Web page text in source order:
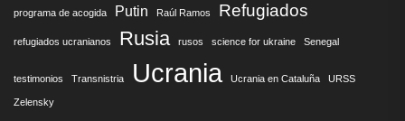
programa de acogida Putin Raúl Ramos Refugiados
refugiados ucranianos Rusia rusos science for ukraine Senegal
testimonios Transnistria Ucrania Ucrania en Cataluña URSS
Zelensky